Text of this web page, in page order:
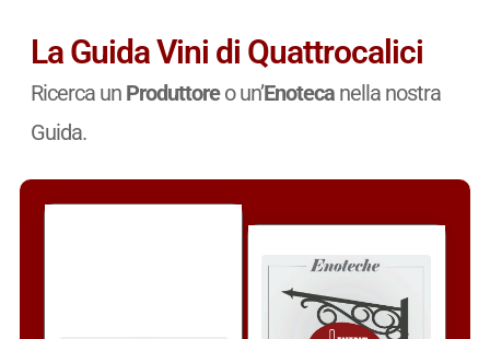
La Guida Vini di Quattrocalici
Ricerca un Produttoreo un’Enotecanella nostra
Guida.